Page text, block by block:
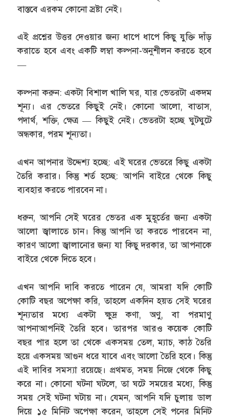
বাস্তবে এরকম কোনো স্রষ্টা নেই।
এই প্রশ্নের উত্তর দেওয়ার জন্য ধাপে ধাপে কিছু যুক্তি দাঁড়
করাতে হবে এবং একটি লম্বা কল্পনা-অনুশীলন করতে হবে
—
কল্পনা করুন: একটা বিশাল খালি ঘর, যার ভেতরটা একদম
শূন্য। এর ভেতরে কিছুই নেই। কোনো আলো, বাতাস,
পদার্থ, শক্তি, ক্ষেত্র — কিছুই নেই। ভেতরটা হচ্ছে ঘুটঘুটে
অন্ধকার, পরম শূন্যতা।
এখন আপনার উদ্দেশ্য হচ্ছে: এই ঘরের ভেতরে কিছু একটা
তৈরি করার। কিন্তু শর্ত হচ্ছে: আপনি বাইরে থেকে কিছু
ব্যবহার করতে পারবেন না।
ধরুন, আপনি সেই ঘরের ভেতর এক মুহূর্তের জন্য একটা
আলো জ্বালাতে চান। কিন্তু আপনি তা করতে পারবেন না,
কারণ আলো জ্বালানোর জন্য যা কিছু দরকার, তা আপনাকে
বাইরে থেকে দিতে হবে।
এখন আপনি দাবি করতে পারেন যে, আমরা যদি কোটি
কোটি বছর অপেক্ষা করি, তাহলে একদিন হয়ত সেই ঘরের
শূন্যতার মধ্যে একটা ক্ষুদ্র কণা, অণু, বা পরমাণু
আপনাআপনিই তৈরি হবে। তারপর আরও কয়েক কোটি
বছর পার হলে তা থেকে একসময় তেল, ম্যাচ, কাঠ তৈরি
হয়ে একসময় আগুন ধরে যাবে এবং আলো তৈরি হবে। কিন্তু
এই দাবির সমস্যা রয়েছে। প্রথমত, সময় নিজে থেকে কিছু
করে না। কোনো ঘটনা ঘটলে, তা ঘটে সময়ের মধ্যে, কিন্তু
সময় সেই ঘটনা ঘটায় না। যেমন, আপনি যদি চুলায় ডাল
দিয়ে ১৫ মিনিট অপেক্ষা করেন, তাহলে সেই পনের মিনিট